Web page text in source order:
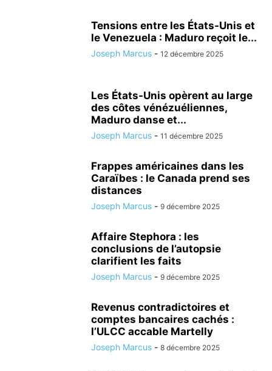
Tensions entre les États-Unis et
le Venezuela : Maduro reçoit le...
Joseph Marcus - 12 décembre 2025
Les États-Unis opèrent au large
des côtes vénézuéliennes,
Maduro danse et...
Joseph Marcus - 11 décembre 2025
Frappes américaines dans les
Caraïbes : le Canada prend ses
distances
Joseph Marcus - 9 décembre 2025
Affaire Stephora : les
conclusions de l’autopsie
clarifient les faits
Joseph Marcus - 9 décembre 2025
Revenus contradictoires et
comptes bancaires cachés :
l’ULCC accable Martelly
Joseph Marcus - 8 décembre 2025